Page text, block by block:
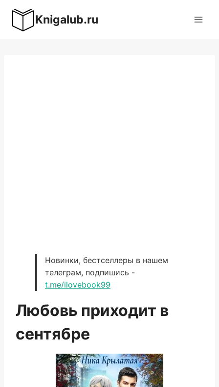
содержимому
Knigalub.ru
Новинки, бестселлеры в нашем
телеграм, подпишись -
t.me/ilovebook99
Любовь приходит в
сентябре